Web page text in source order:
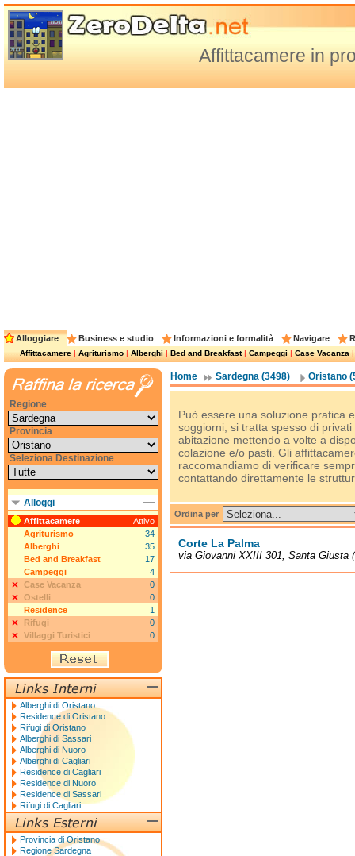
Affittacamere in
Alloggiare Business e studio Informazioni e formalità Navigare
Affittacamere|Agriturismo|Alberghi|Bed and Breakfast|Campeggi|Case Vacanza
Home Sardegna (3498) Oristano
Può essere una soluzione pratica
soggiorni; si tratta spesso di
abitazione mettendo a volte a
colazione e/o pasti. Gli
raccomandiamo di verificare
contattando direttamente le
Ordina per
Corte La Palma
via Giovanni XXIII 301, Santa Giusta
Regione
Provincia
Seleziona Destinazione
Alloggi
Affittacamere
Attivo
Agriturismo
34
Alberghi
35
Bed and Breakfast
17
Campeggi
4
Case Vacanza
0
Ostelli
0
Residence
1
Rifugi
0
Villaggi Turistici
0
Alberghi di Oristano
Residence di Oristano
Rifugi di Oristano
Alberghi di Sassari
Alberghi di Nuoro
Alberghi di Cagliari
Residence di Cagliari
Residence di Nuoro
Residence di Sassari
Rifugi di Cagliari
Provincia di Oristano
Regione Sardegna